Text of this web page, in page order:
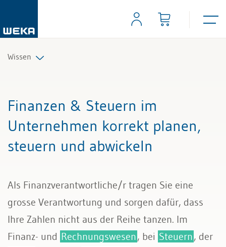
Wissen
Management
Führung & Kompetenzen
Bau & Immobilien
Finanzen & Steuern im
Unternehmen korrekt planen,
steuern und abwickeln
Als Finanzverantwortliche/r tragen Sie eine
grosse Verantwortung und sorgen dafür, dass
Ihre Zahlen nicht aus der Reihe tanzen. Im
Finanz- und Rechnungswesen, bei Steuern, der